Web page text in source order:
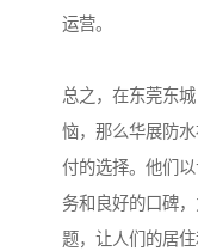
运营。
总之，在东莞东
恼，那么华展防
付的选择。他们
务和良好的口碑
题，让人们的居住